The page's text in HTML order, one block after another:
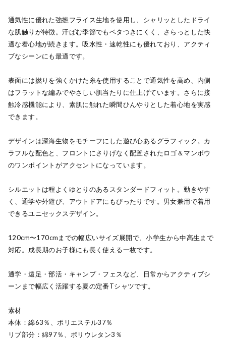
通気性に優れた強撚フライス生地を使用し、シャリッとしたドライ
な肌触りが特徴。汗ばむ季節でもベタつきにくく、さらっとした快
適な着心地が続きます。吸水性・速乾性にも優れており、アクティ
ブなシーンにも最適です。
表面には撚りを強くかけた糸を使用することで通気性を高め、内側
はフラットな編みでやさしい肌当たりに仕上げています。さらに接
触冷感機能により、素肌に触れた瞬間ひんやりとした着心地を実感
できます。
デザインは深海生物をモチーフにした遊び心あるグラフィック。カ
ラフルな配色と、フロントにさりげなく配置されたロゴ＆マンボウ
のワンポイントがアクセントになっています。
シルエットは程よくゆとりのあるスタンダードフィット。動きやす
く、通学や外遊び、アウトドアにもぴったりです。男女兼用で着用
できるユニセックスデザイン。
120cm〜170cmまでの幅広いサイズ展開で、小学生から中高生まで
対応。成長期のお子様にも長く使える一枚です。
通学・遠足・部活・キャンプ・フェスなど、日常からアクティブシ
ーンまで幅広く活躍する夏の定番Tシャツです。
素材
本体：綿63％、ポリエステル37％
リブ部分：綿97％、ポリウレタン3％